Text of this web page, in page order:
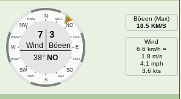
N
NNW NNO
NW NO
WNW ONO
W E
WSW OSO
SW SO
SSW SSO
S
7 3
Wind
Böeen
38° NO
Böeen (Max)
18.5 KM/S
Wind
6.6 km/h =
1.8 m/s
4.1 mph
3.6 kts